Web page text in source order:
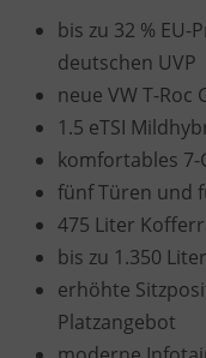
bis zu 32 %
deutschen UVP
neue VW T-Roc
1.5 eTSI
komfortables 7-
fünf Türen und
475 Liter
bis zu 1.350
erhöhte
Platzangebot